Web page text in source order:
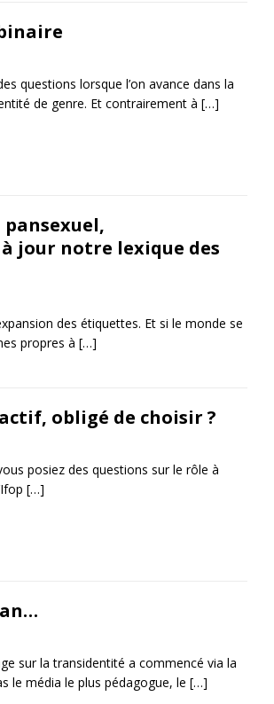
questions lorsque l’on avance dans la
de genre. Et contrairement à […]
jour notre lexique des
des étiquettes. Et si le monde se
propres à […]
obligé de choisir ?
posiez des questions sur le rôle à
[…]
sur la transidentité a commencé via la
le média le plus pédagogue, le […]